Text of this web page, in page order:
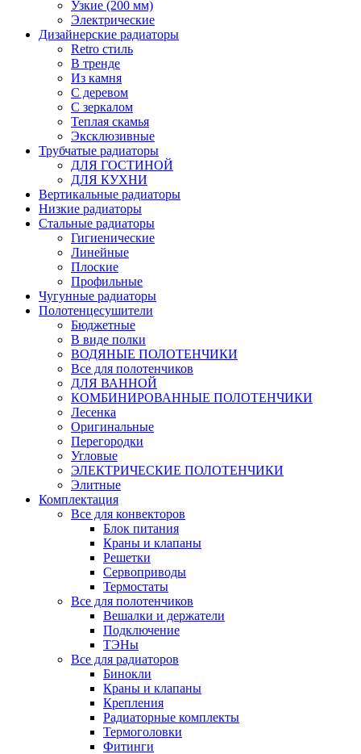
Узкие (200 мм)
Электрические
Дизайнерские радиаторы
Retro стиль
В тренде
Из камня
С деревом
С зеркалом
Теплая скамья
Эксклюзивные
Трубчатые радиаторы
ДЛЯ ГОСТИНОЙ
ДЛЯ КУХНИ
Вертикальные радиаторы
Низкие радиаторы
Стальные радиаторы
Гигиенические
Линейные
Плоские
Профильные
Чугунные радиаторы
Полотенцесушители
Бюджетные
В виде полки
ВОДЯНЫЕ ПОЛОТЕНЧИКИ
Все для полотенчиков
ДЛЯ ВАННОЙ
КОМБИНИРОВАННЫЕ ПОЛОТЕНЧИКИ
Лесенка
Оригинальные
Перегородки
Угловые
ЭЛЕКТРИЧЕСКИЕ ПОЛОТЕНЧИКИ
Элитные
Комплектация
Все для конвекторов
Блок питания
Краны и клапаны
Решетки
Сервоприводы
Термостаты
Все для полотенчиков
Вешалки и держатели
Подключение
ТЭНы
Все для радиаторов
Бинокли
Краны и клапаны
Крепления
Радиаторные комплекты
Термоголовки
Фитинги